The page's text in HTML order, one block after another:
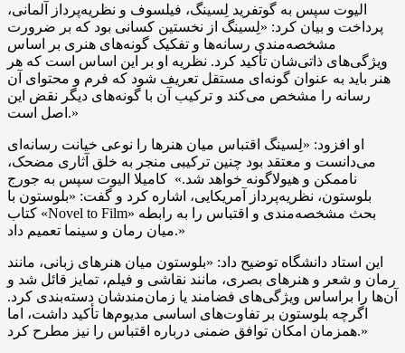
الیوت سپس به گوتفرید لِسینگ، فیلسوف و نظریه‌پرداز آلمانی،
پرداخت و بیان کرد: «لِسینگ از نخستین کسانی بود که بر ضرورت
مشخصه‌مندی رسانه‌ها و تفکیک گونه‌های هنری بر اساس
ویژگی‌های ذاتی‌شان تأکید کرد. نظریه او بر این اساس است که هر
هنر باید به عنوان گونه‌ای مستقل تعریف شود که فرم و محتوای آن
رسانه را مشخص می‌کند و ترکیب آن با گونه‌های دیگر نقض این
اصل است.»
او افزود: «لِسینگ اقتباس میان هنرها را نوعی خیانت رسانه‌ای
می‌دانست و معتقد بود چنین ترکیبی منجر به خلق آثاری مضحک،
ناممکن و هیولاگونه خواهد شد.» کامیلا الیوت سپس به جورج
بلوستون، نظریه‌پرداز آمریکایی، اشاره کرد و گفت: «بلوستون با
کتاب «Novel to Film» بحث مشخصه‌مندی و اقتباس را به رابطه
میان رمان و سینما تعمیم داد.»
این استاد دانشگاه توضیح داد: «بلوستون میان هنرهای زبانی، مانند
رمان و شعر و هنرهای بصری، مانند نقاشی و فیلم، تمایز قائل شد و
آن‌ها را براساس ویژگی‌های فضامند یا زمان‌مندشان دسته‌بندی کرد.
اگرچه بلوستون بر تفاوت‌های اساسی مدیوم‌ها تأکید داشت، اما
همزمان امکان توافق ضمنی درباره اقتباس را نیز مطرح کرد.»